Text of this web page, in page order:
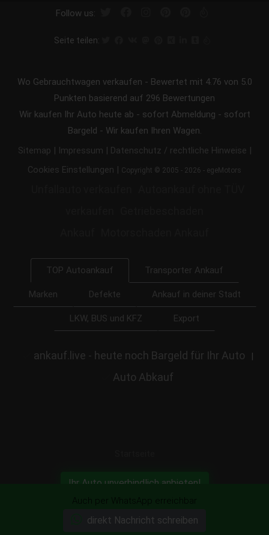
Follow us:
Seite teilen:
Wo Gebrauchtwagen verkaufen - Bewertet mit 4.76 von 5.0
Punkten basierend auf 296 Bewertungen
Wir kaufen Ihr Auto heute ab - sofort Abmeldung - sofort
Bargeld - Wir kaufen Ihren Wagen.
Sitemap | Impressum | Datenschutz / rechtliche Hinweise |
Cookies Einstellungen | Copyright © 2005 - 2026 - egeMotors
TOP Autoankauf Transporter Ankauf
Marken Defekte Ankauf in deiner Stadt
LKW, BUS und KFZ Export
ankauf.live - heute noch Bargeld für Ihr Auto |
Auto Abkauf
Ihr Auto unverbindlich anbieten!
Auch per WhatsApp erreichbar
direkt Nachricht schreiben